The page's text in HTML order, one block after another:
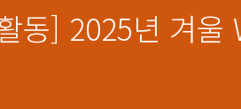
동] 2025년 겨울